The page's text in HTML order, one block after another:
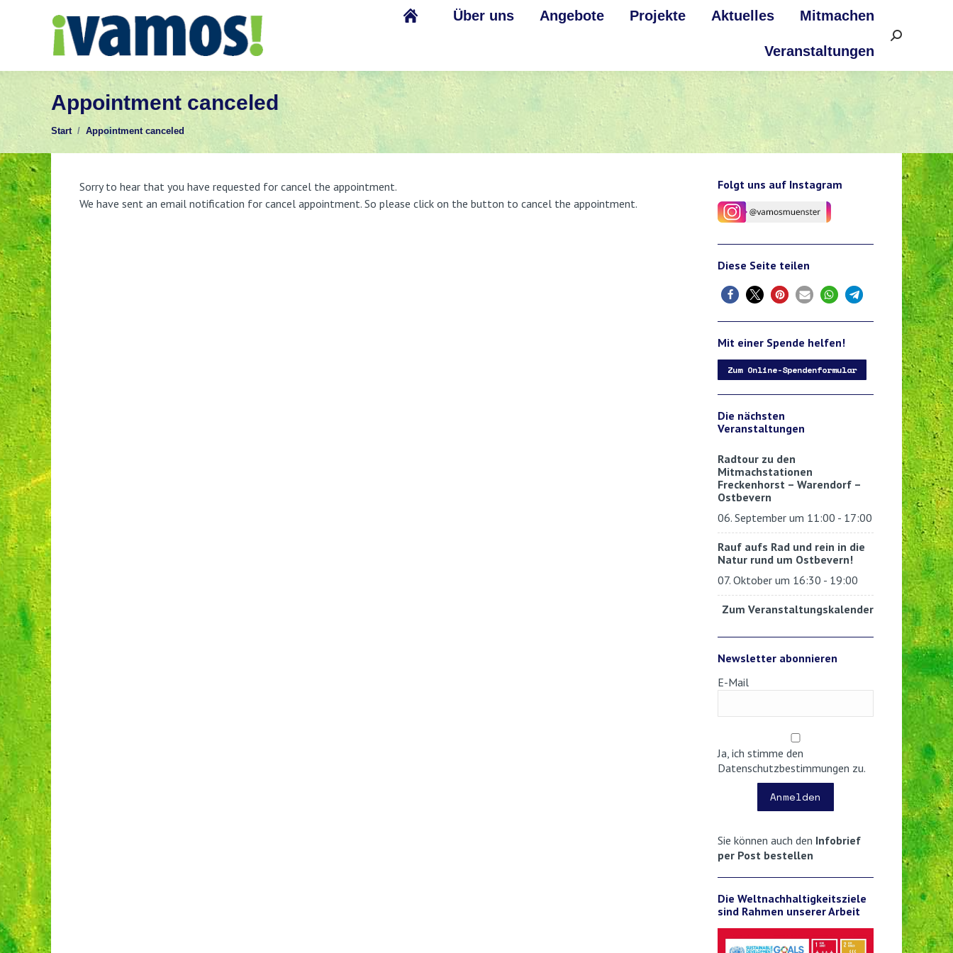
Über uns Angebote Projekte Aktuelles Mitmachen
Veranstaltungen
Search:
Appointment canceled
Sie befinden sich hier:
Start Appointment canceled
Sorry to hear that you have requested for cancel the appointment.
We have sent an email notification for cancel appointment. So please click on the button to cancel the appointment.
Folgt uns auf Instagram
Diese Seite teilen
Mit einer Spende helfen!
Zum Online-Spendenformular
Die nächsten
Veranstaltungen
Radtour zu den
Mitmachstationen
Freckenhorst – Warendorf –
Ostbevern
06. September um 11:00 - 17:00
Rauf aufs Rad und rein in die
Natur rund um Ostbevern!
07. Oktober um 16:30 - 19:00
Zum Veranstaltungskalender
Newsletter abonnieren
E-Mail
Ja, ich stimme den
Datenschutzbestimmungen zu.
Anmelden
Sie können auch den Infobrief
per Post bestellen
Die Weltnachhaltigkeitsziele
sind Rahmen unserer Arbeit